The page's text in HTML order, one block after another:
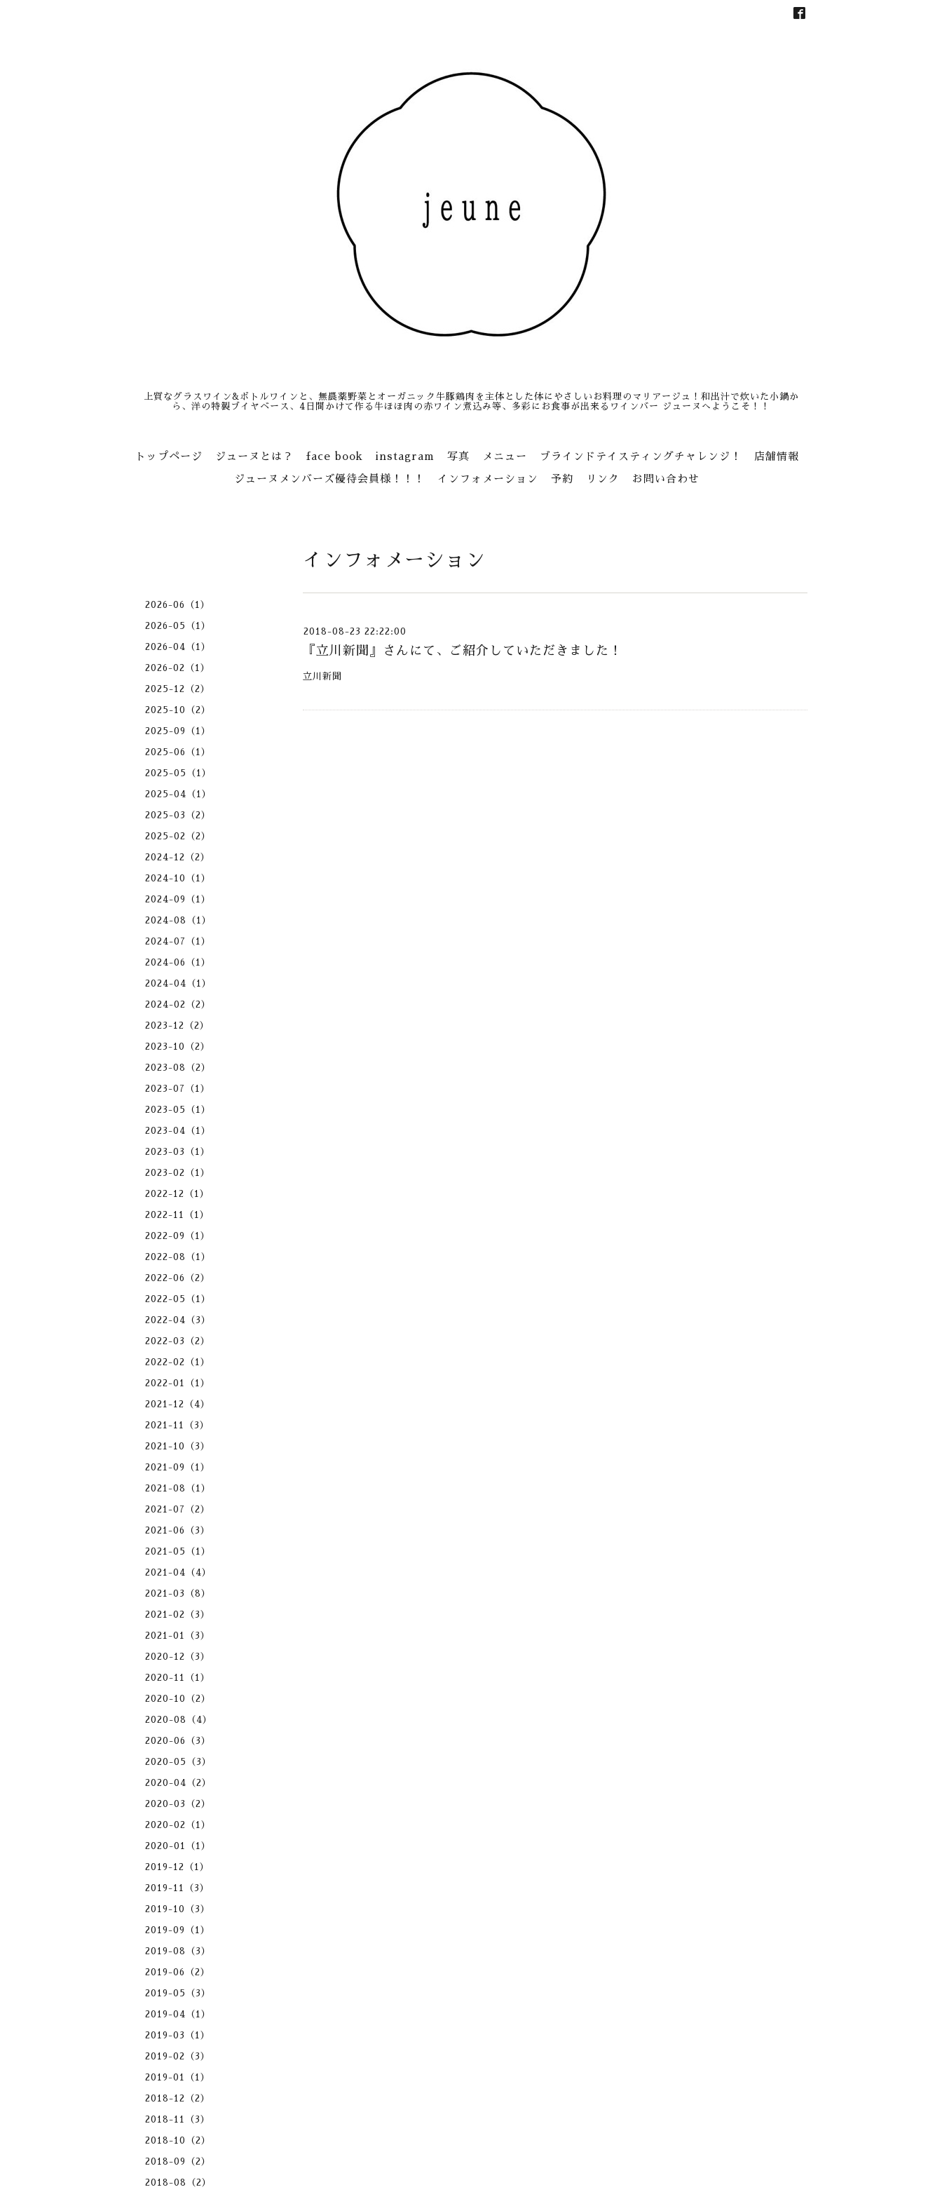
上質なグラスワイン&ボトルワインと、無農薬野菜とオーガニック牛豚鶏肉を主体とした体にやさしいお料理のマリアージュ！和出汁で炊いた小鍋か
ら、洋の特製ブイヤベース、4日間かけて作る牛ほほ肉の赤ワイン煮込み等、多彩にお食事が出来るワインバー ジューヌへようこそ！！
トップページ ジューヌとは？ face book instagram 写真 メニュー ブラインドテイスティングチャレンジ！ 店舗情報
ジューヌメンバーズ優待会員様！！！ インフォメーション 予約 リンク お問い合わせ
インフォメーション
2018-08-23 22:22:00
『立川新聞』さんにて、ご紹介していただきました！
立川新聞
2026-06（1）
2026-05（1）
2026-04（1）
2026-02（1）
2025-12（2）
2025-10（2）
2025-09（1）
2025-06（1）
2025-05（1）
2025-04（1）
2025-03（2）
2025-02（2）
2024-12（2）
2024-10（1）
2024-09（1）
2024-08（1）
2024-07（1）
2024-06（1）
2024-04（1）
2024-02（2）
2023-12（2）
2023-10（2）
2023-08（2）
2023-07（1）
2023-05（1）
2023-04（1）
2023-03（1）
2023-02（1）
2022-12（1）
2022-11（1）
2022-09（1）
2022-08（1）
2022-06（2）
2022-05（1）
2022-04（3）
2022-03（2）
2022-02（1）
2022-01（1）
2021-12（4）
2021-11（3）
2021-10（3）
2021-09（1）
2021-08（1）
2021-07（2）
2021-06（3）
2021-05（1）
2021-04（4）
2021-03（8）
2021-02（3）
2021-01（3）
2020-12（3）
2020-11（1）
2020-10（2）
2020-08（4）
2020-06（3）
2020-05（3）
2020-04（2）
2020-03（2）
2020-02（1）
2020-01（1）
2019-12（1）
2019-11（3）
2019-10（3）
2019-09（1）
2019-08（3）
2019-06（2）
2019-05（3）
2019-04（1）
2019-03（1）
2019-02（3）
2019-01（1）
2018-12（2）
2018-11（3）
2018-10（2）
2018-09（2）
2018-08（2）